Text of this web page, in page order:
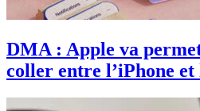
DMA : Apple va
coller entre l’iPhone et